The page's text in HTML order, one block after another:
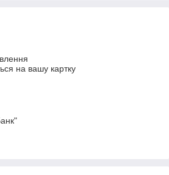
на вашу картку